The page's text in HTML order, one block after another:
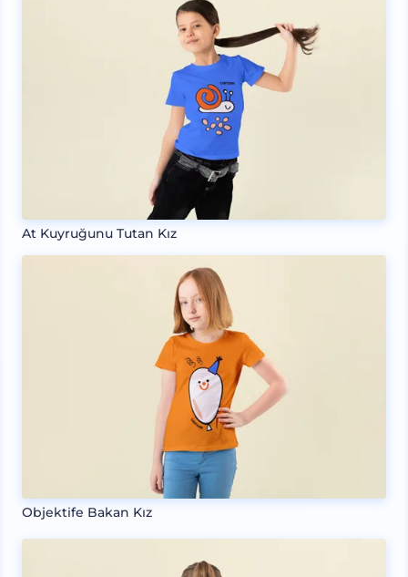
At Kuyruğunu Tutan Kız
Objektife Bakan Kız